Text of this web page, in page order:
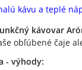
kávu a teplé
kávovar
obľúbené čaje
- výhody: